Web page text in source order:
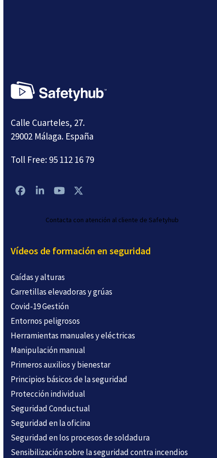
Calle Cuarteles, 27.
29002 Málaga. España
Toll Free: 95 112 16 79
Facebook
LinkedIn
YouTubeTwitter
Contacta con atención al cliente de Safetyhub
Vídeos de formación en seguridad
Caídas y alturas
Carretillas elevadoras y grúas
Covid-19 Gestión
Entornos peligrosos
Herramientas manuales y eléctricas
Manipulación manual
Primeros auxilios y bienestar
Principios básicos de la seguridad
Protección individual
Seguridad Conductual
Seguridad en la oficina
Seguridad en los procesos de soldadura
Sensibilización sobre la seguridad contra incendios